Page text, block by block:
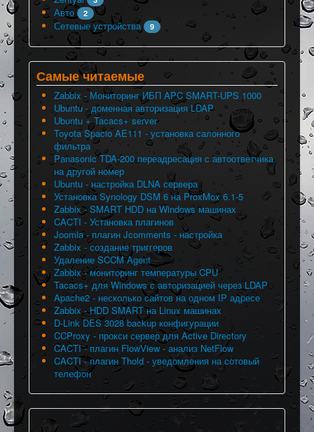
Авто 2
Сетевые устройства 9
Самые читаемые
Zabbix - Мониторинг ИБП APC SMART-UPS 1000
Ubuntu - доменная авторизация LDAP
Ubuntu + Tacacs+ server
Toyota Spacio AE111 - установка салонного
фильтра
Panasonic TDA-200 переадресация с автоответчика
на другой номер
Ubuntu - настройка DLNA сервера
Установка Synology DSM 6 на ProxMox 6.1-5
Zabbix - SMART HDD на Windows машинах
CACTI - Установка плагинов
Joomla - плагин Jcomments - настройка
Zabbix - создание триггеров
Удаление SCCM Agent
Zabbix - мониторинг температуры CPU
Tacacs+ для Windows с авторизацией через LDAP
Apache2 - несколько сайтов на одном IP адресе
Zabbix - HDD SMART на Linux машинах
D-Link DES 3028 backup конфигурации
CCProxy - прокси сервер для Active Directory
CACTI - плагин FlowView - анализ NetFlow
CACTI - плагин Thold - уведомления на сотовый
телефон